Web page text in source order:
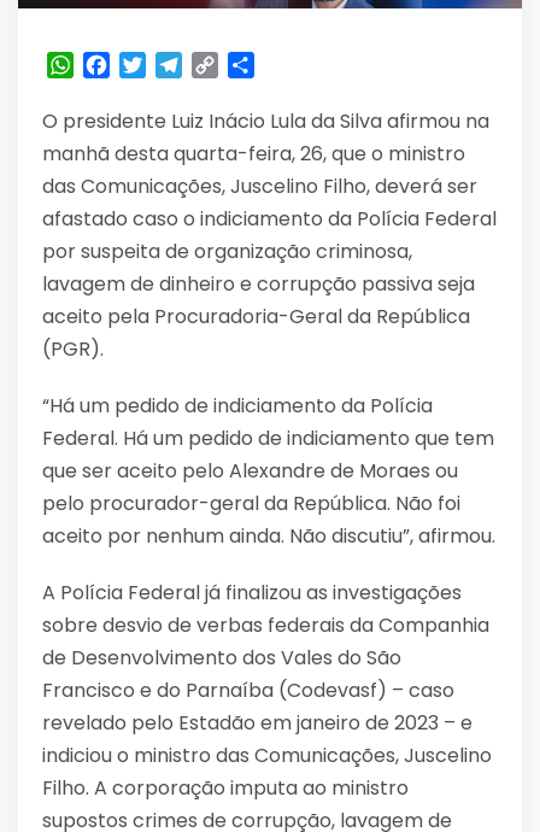
WhatsApp
Facebook
TwitterTelegram
Copy
O presidente Luiz Inácio Lula da Silva afirmou na
manhã desta quarta-feira, 26, que o ministro
das Comunicações, Juscelino Filho, deverá ser
afastado caso o indiciamento da Polícia Federal
por suspeita de organização criminosa,
lavagem de dinheiro e corrupção passiva seja
aceito pela Procuradoria-Geral da República
(PGR).
“Há um pedido de indiciamento da Polícia
Federal. Há um pedido de indiciamento que tem
que ser aceito pelo Alexandre de Moraes ou
pelo procurador-geral da República. Não foi
aceito por nenhum ainda. Não discutiu”, afirmou.
A Polícia Federal já finalizou as investigações
sobre desvio de verbas federais da Companhia
de Desenvolvimento dos Vales do São
Francisco e do Parnaíba (Codevasf) – caso
revelado pelo Estadão em janeiro de 2023 – e
indiciou o ministro das Comunicações, Juscelino
Filho. A corporação imputa ao ministro
supostos crimes de corrupção, lavagem de